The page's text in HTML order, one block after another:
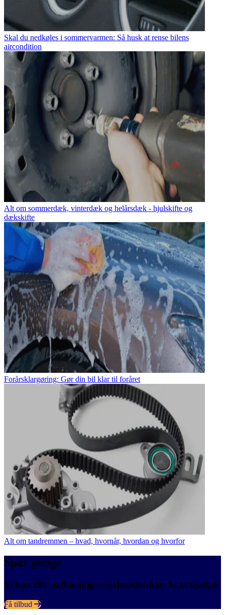
Skal du nedkøles i sommervarmen: Så husk at rense bilens
aircondition
Alt om sommerdæk, vinterdæk og helårsdæk - hjulskifte og
dækskifte
Forårsklargøring: Gør din bil klar til foråret
Alt om tandremmen – hvad, hvornår, hvordan og hvorfor
Spar penge
Vi har 191 uafhængige værksteder klar til at hjælpe
Få tilbud